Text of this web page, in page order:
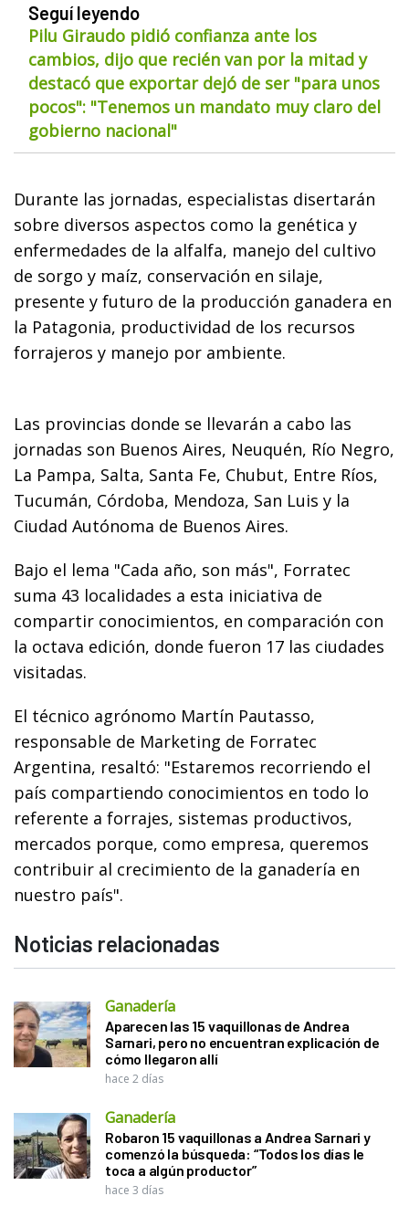
Seguí leyendo
Pilu Giraudo pidió confianza ante los
cambios, dijo que recién van por la mitad y
destacó que exportar dejó de ser "para unos
pocos": "Tenemos un mandato muy claro del
gobierno nacional"
Durante las jornadas, especialistas disertarán
sobre diversos aspectos como la genética y
enfermedades de la alfalfa, manejo del cultivo
de sorgo y maíz, conservación en silaje,
presente y futuro de la producción ganadera en
la Patagonia, productividad de los recursos
forrajeros y manejo por ambiente.
Las provincias donde se llevarán a cabo las
jornadas son Buenos Aires, Neuquén, Río Negro,
La Pampa, Salta, Santa Fe, Chubut, Entre Ríos,
Tucumán, Córdoba, Mendoza, San Luis y la
Ciudad Autónoma de Buenos Aires.
Bajo el lema "Cada año, son más", Forratec
suma 43 localidades a esta iniciativa de
compartir conocimientos, en comparación con
la octava edición, donde fueron 17 las ciudades
visitadas.
El técnico agrónomo Martín Pautasso,
responsable de Marketing de Forratec
Argentina, resaltó: "Estaremos recorriendo el
país compartiendo conocimientos en todo lo
referente a forrajes, sistemas productivos,
mercados porque, como empresa, queremos
contribuir al crecimiento de la ganadería en
nuestro país".
Noticias relacionadas
Ganadería
Aparecen las 15 vaquillonas de Andrea
Sarnari, pero no encuentran explicación de
cómo llegaron allí
hace 2 días
Ganadería
Robaron 15 vaquillonas a Andrea Sarnari y
comenzó la búsqueda: “Todos los días le
toca a algún productor”
hace 3 días